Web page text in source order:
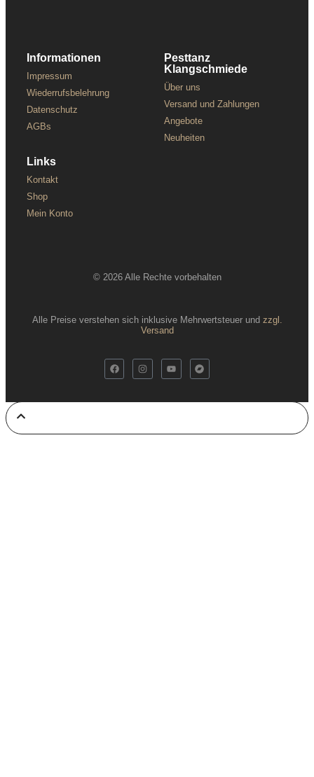
Informationen
Impressum
Wiederrufsbelehrung
Datenschutz
AGBs
Pesttanz
Klangschmiede
Über uns
Versand und Zahlungen
Angebote
Neuheiten
Links
Kontakt
Shop
Mein Konto
© 2026 Alle Rechte vorbehalten
Alle Preise verstehen sich inklusive Mehrwertsteuer und zzgl.
Versand